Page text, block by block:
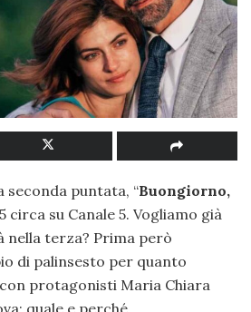
seconda puntata, “Buongiorno,
circa su Canale 5. Vogliamo già
nella terza? Prima però
di palinsesto per quanto
protagonisti Maria Chiara
quale e perché.